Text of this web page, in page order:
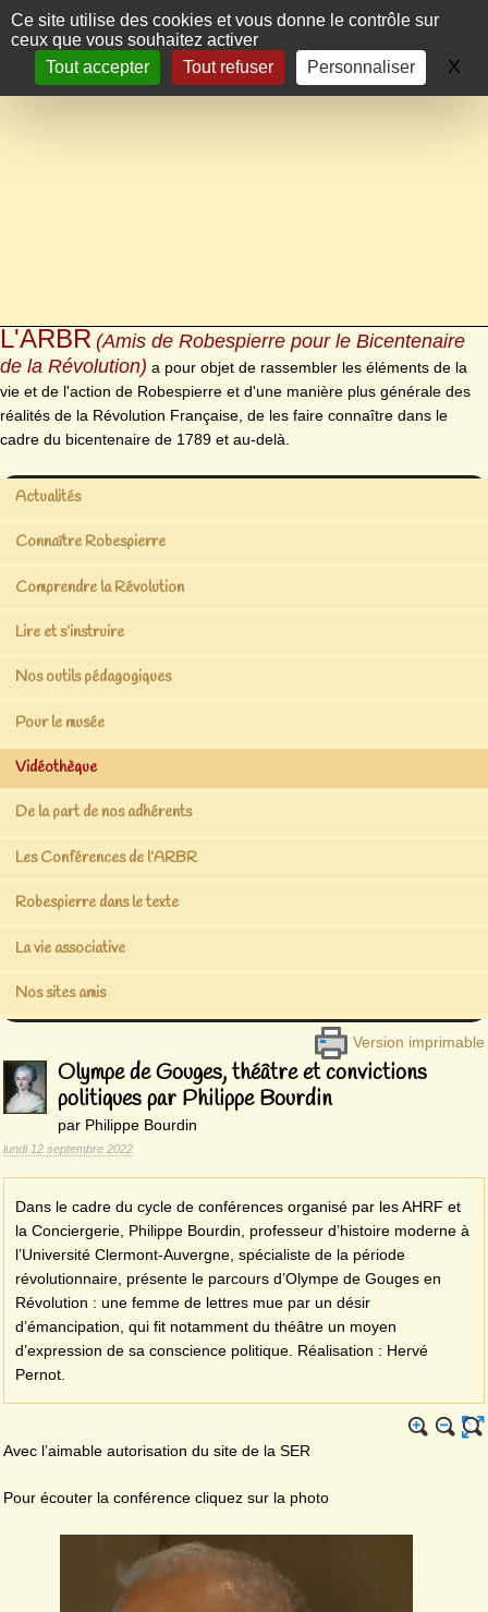
Panneau de gestion des cookies
Ce site utilise des cookies et vous donne le contrôle sur
ceux que vous souhaitez activer
Tout accepter
Tout refuser Personnaliser X
L'ARBR (Amis de Robespierre pour le Bicentenaire
de la Révolution) a pour objet de rassembler les éléments de la
vie et de l'action de Robespierre et d'une manière plus générale des
réalités de la Révolution Française, de les faire connaître dans le
cadre du bicentenaire de 1789 et au-delà.
Actualités
Connaître Robespierre
Comprendre la Révolution
Lire et s’instruire
Nos outils pédagogiques
Pour le musée
Vidéothèque
De la part de nos adhérents
Les Conférences de l’ARBR
Robespierre dans le texte
La vie associative
Nos sites amis
Version imprimable
Olympe de Gouges, théâtre et convictions
politiques par Philippe Bourdin
par Philippe Bourdin
lundi 12 septembre 2022
Dans le cadre du cycle de conférences organisé par les AHRF et
la Conciergerie, Philippe Bourdin, professeur d’histoire moderne à
l’Université Clermont-Auvergne, spécialiste de la période
révolutionnaire, présente le parcours d’Olympe de Gouges en
Révolution : une femme de lettres mue par un désir
d’émancipation, qui fit notamment du théâtre un moyen
d’expression de sa conscience politique. Réalisation : Hervé
Pernot.
Avec l’aimable autorisation du site de la SER
Pour écouter la conférence cliquez sur la photo